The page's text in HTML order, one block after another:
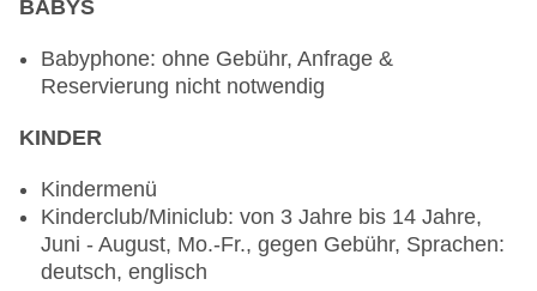
BABYS
Babyphone: ohne Gebühr, Anfrage &
Reservierung nicht notwendig
KINDER
Kindermenü
Kinderclub/Miniclub: von 3 Jahre bis 14 Jahre,
Juni - August, Mo.-Fr., gegen Gebühr, Sprachen:
deutsch, englisch